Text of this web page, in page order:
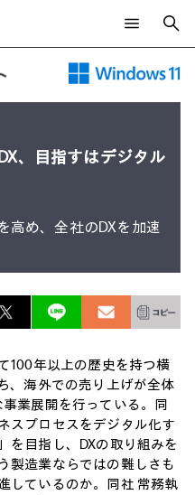
クステーション
（DEXツール）
します。
、目指すはデジタル
高め、全社のDXを加速
100年以上の歴史を持つ横
、海外での売り上げが全体
業展開を行っている。同
スプロセスをデジタル化す
を目指し、DXの取り組みを
製造業ならではの難しさも
しているのか。同社 常務執